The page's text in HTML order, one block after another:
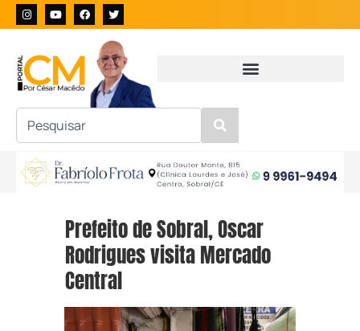
Prefeito de Sobral, Oscar
Rodrigues visita Mercado
Central